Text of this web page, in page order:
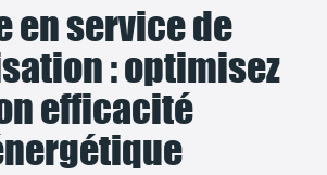
en service de
: optimisez
efficacité